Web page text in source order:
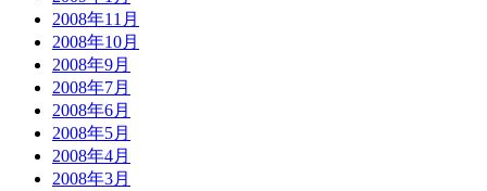
2008年11月
2008年10月
2008年9月
2008年7月
2008年6月
2008年5月
2008年4月
2008年3月